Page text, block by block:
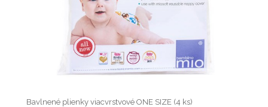
Bavlnené plienky viacvrstvové ONE SIZE (4 ks)